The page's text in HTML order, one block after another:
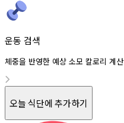
운동 검색
체중을 반영한 예상 소모 칼로리 계산
오늘 식단에 추가하기